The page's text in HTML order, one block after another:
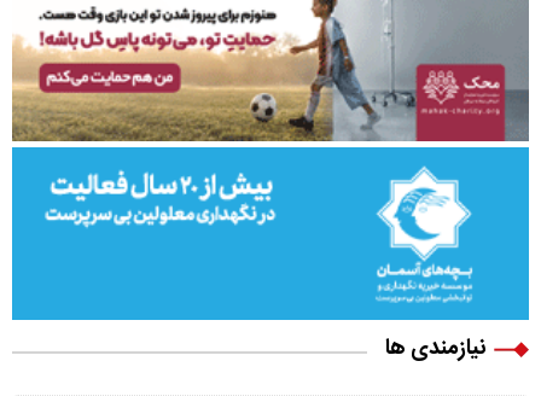
نیازمندی ها